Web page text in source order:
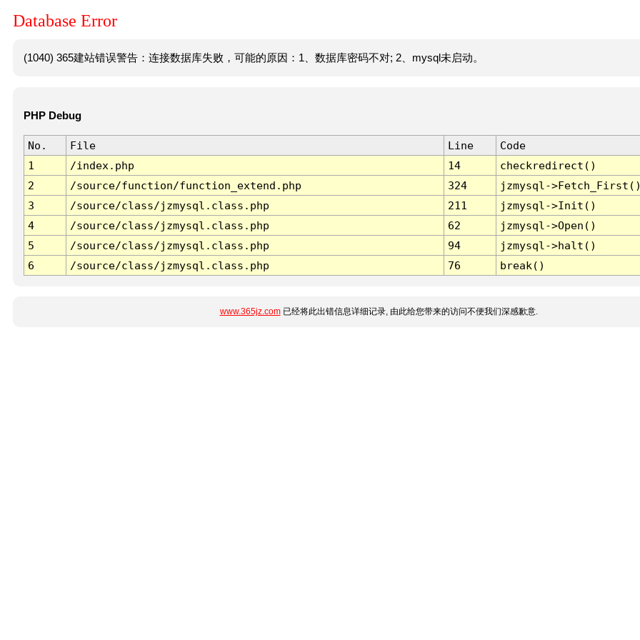
Database Error
(1040) 365建站错误警告：连接数据库失败，可能的原因：1、数据库密码不对; 2、mysql未启动。
PHP Debug
No. File Line
Code
1
/index.php 14
checkredirect()
2
/source/function/function_extend.php 324
jzmysql-
3
/source/class/jzmysql.class.php 211
jzmysql->Init()
4
/source/class/jzmysql.class.php 62
jzmysql->Open()
5
/source/class/jzmysql.class.php 94
jzmysql->halt()
6
/source/class/jzmysql.class.php 76 break()
www.365jz.com已经将此出错信息详细记录, 由此给您带来的访问不便我们深感歉意.